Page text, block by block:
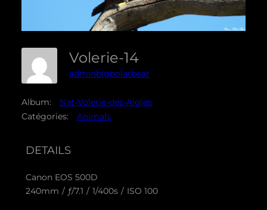
Volerie-14
adminbigpolarbear
Album:
Nat-Volerie-des-Aigles
Catégories:
Animals
DETAILS
Canon EOS 500D
240mm / ƒ/7.1 / 1/400s / ISO 100